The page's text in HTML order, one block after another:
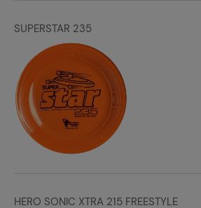
SUPERSTAR 235
HERO SONIC XTRA 215 FREESTYLE